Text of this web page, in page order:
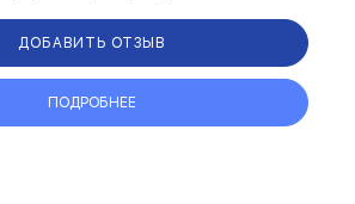
ДОБАВИТЬ ОТЗЫВ
ПОДРОБНЕЕ